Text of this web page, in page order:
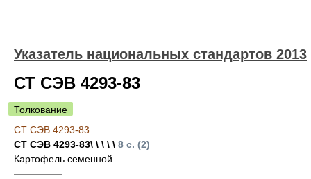
Указатель национальных стандартов 2013
СТ СЭВ 4293-83
Толкование
СТ СЭВ 4293-83
СТ СЭВ 4293-83\ \ \ \ \ 8 с. (2)
Картофель семенной
—————